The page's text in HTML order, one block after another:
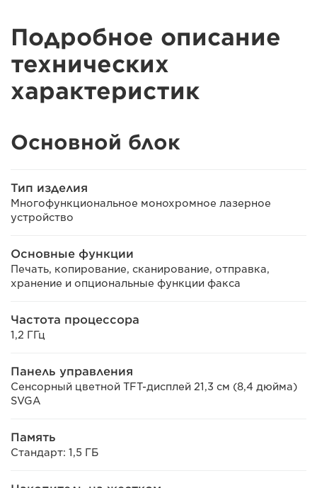
Подробное описание
технических
характеристик
Основной блок
Тип изделия
Многофункциональное монохромное лазерное
устройство
Основные функции
Печать, копирование, сканирование, отправка,
хранение и опциональные функции факса
Частота процессора
1,2 ГГц
Панель управления
Сенсорный цветной TFT-дисплей 21,3 см (8,4 дюйма)
SVGA
Память
Стандарт: 1,5 ГБ